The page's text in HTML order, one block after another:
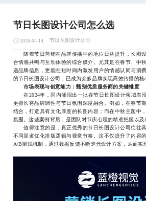
节日长图设计公司怎么选
2026-04-14 节日长图设计公司
随着节日营销在品牌传播中的地位日益提升，长图
合情感共鸣与互动体验的综合媒介。尤其是在春节、中
递品牌信息，更能在短时间内激发用户的情感认同与消
的节日长图设计公司，已成为众多品牌实现高效传播的
市场表现与创意能力：甄别优质服务商的关键维度
在2024年，国内涌现出一批在节日长图设计领域表
更擅长将品牌调性与节日氛围深度融合。例如，在春节
结合，打造具有文化厚度的长图内容；而在中秋主题中
氛围。这些案例背后，是团队对节庆心理的精准把握以
值得注意的是，真正优秀的节日长图设计公司往往
不同渠道优化排版逻辑与视觉节奏。这不仅提升了内容
A/B测试机制，通过数据反馈不断迭代设计方案，从而实